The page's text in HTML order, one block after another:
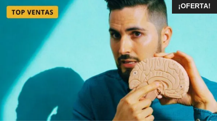
¡OFERTA!